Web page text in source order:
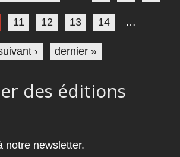
11 12 13 14 …
› dernier »
des éditions
notre newsletter.